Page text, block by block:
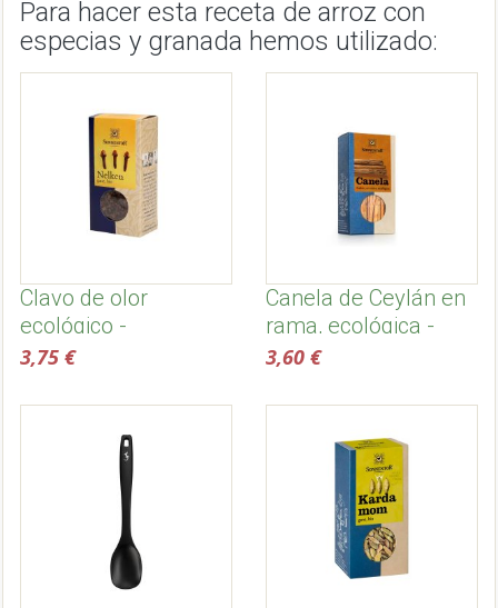
Para hacer esta receta de arroz con
especias y granada hemos utilizado:
Clavo de olor
ecológico -
Sonnentor
3,75 €
Canela de Ceylán en
rama, ecológica -
Sonnentor
3,60 €